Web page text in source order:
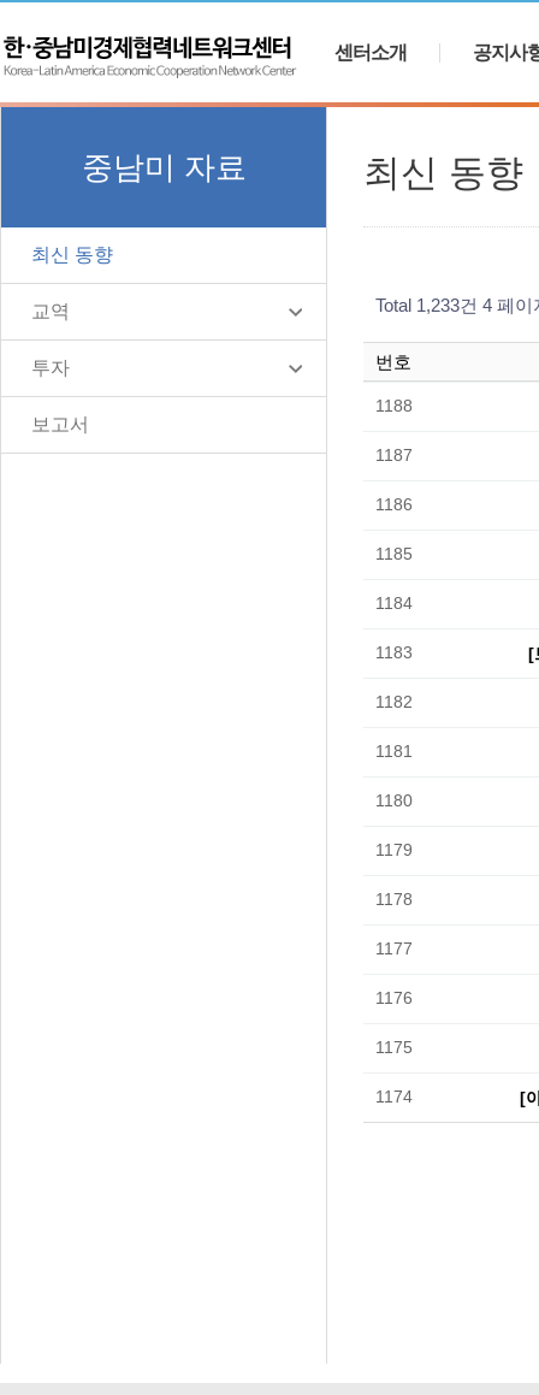
센터소개 공지사
중남미 자료
최신 동향
교역
투자
보고서
최신 동향
Total 1,233건 4 페이
번호
1188
1187
1186
1185
1184
1183 [
1182
1181
1180
1179
1178
1177
1176
1175
1174 [